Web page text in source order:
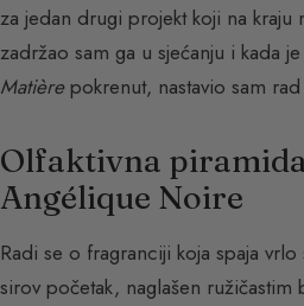
za jedan drugi projekt koji na kraju
zadržao sam ga u sjećanju i kada
Matièrepokrenut, nastavio sam
Olfaktivna
Angélique Noire
Radi se o fragranciji koja spaja
sirov početak, naglašen